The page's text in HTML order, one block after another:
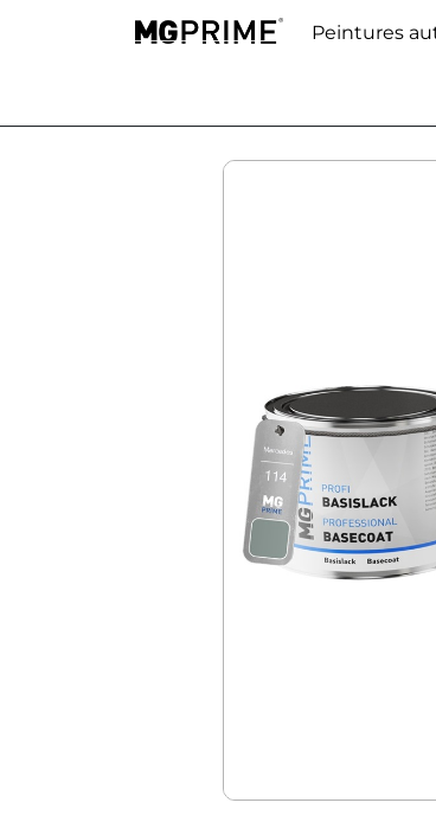
Peintures